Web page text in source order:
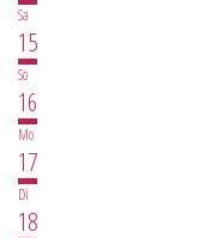
Sa
15
So
16
Mo
17
Di
18